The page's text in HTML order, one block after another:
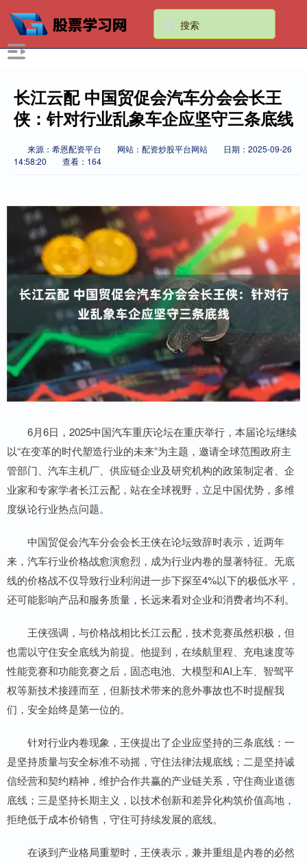
长江云配 中国贸促会汽车分会会长王
侠：针对行业乱象车企应坚守三条底线
来源：希恩配资平台 网站：配资炒股平台网站
日期：2025-09-26
14:58:20
查看：164
6月6日，2025中国汽车重庆论坛在重庆举行，本届论坛继续
以“在变革的时代塑造行业的未来”为主题，邀请全球范围政府主
管部门、汽车主机厂、供应链企业及研究机构的政策制定者、企
业家和专家学者长江云配，站在全球视野，立足中国优势，多维
度纵论行业热点问题。
中国贸促会汽车分会会长王侠在论坛致辞时表示，近两年
来，汽车行业价格战愈演愈烈，成为行业内卷的显著特征。无底
线的价格战不仅导致行业利润进一步下探至4%以下的极低水平，
还可能影响产品和服务质量，长远来看对企业和消费者均不利。
王侠强调，与价格战相比长江云配，技术竞赛虽然积极，但
也需以守住安全底线为前提。他提到，在续航里程、充电速度等
性能竞赛和功能竞赛之后，固态电池、大模型和AI上车、智驾平
权等新技术接踵而至，但新技术带来的意外事故也不时提醒我
们，安全始终是第一位的。
针对行业内卷现象，王侠提出了企业应坚持的三条底线：一
是坚持质量与安全标准不动摇，守住法律法规底线；二是坚持诚
信经营和契约精神，维护合作共赢的产业链关系，守住商业道德
底线；三是坚持长期主义，以技术创新和差异化构筑价值高地，
拒绝低于成本价销售，守住可持续发展的底线。
在谈到产业格局重塑时，王侠表示，兼并重组是内卷的必然